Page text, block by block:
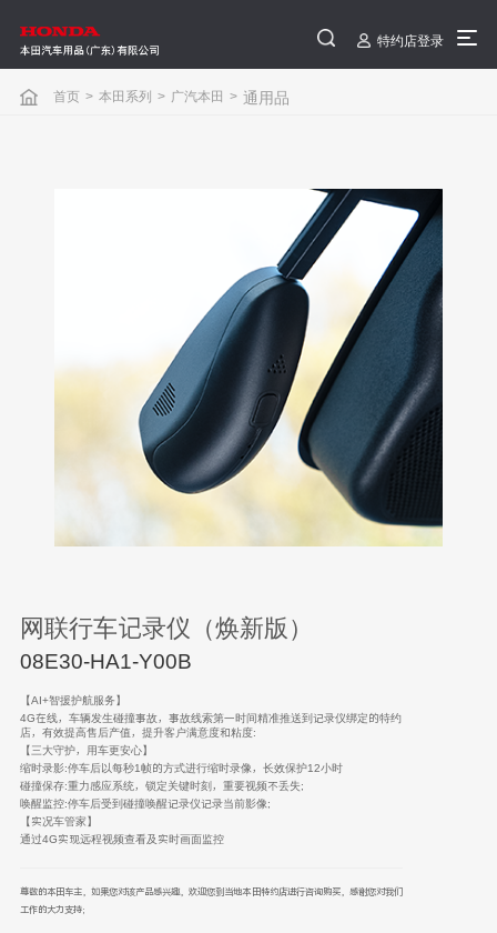
特约店登录
首页 > 本田系列 > 广汽本田 > 通用品
网联行车记录仪（焕新版）
08E30-HA1-Y00B
【AI+智援护航服务】
4G在线，车辆发生碰撞事故，事故线索第一时间精准推送到记录仪绑定的特约
店，有效提高售后产值，提升客户满意度和粘度:
【三大守护，用车更安心】
缩时录影:停车后以每秒1帧的方式进行缩时录像，长效保护12小时
碰撞保存:重力感应系统，锁定关键时刻，重要视频不丢失;
唤醒监控:停车后受到碰撞唤醒记录仪记录当前影像;
【实况车管家】
通过4G实现远程视频查看及实时画面监控
尊敬的本田车主，如果您对该产品感兴趣，欢迎您到当地本田特约店进行咨询购买，感谢您对我们
工作的大力支持；